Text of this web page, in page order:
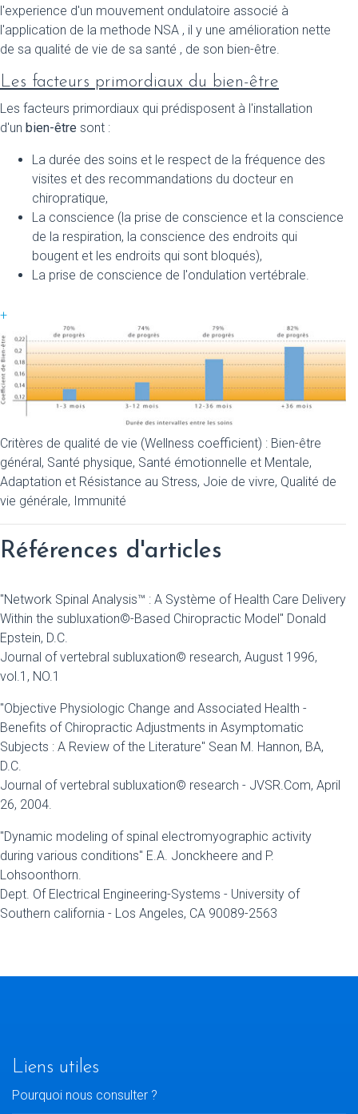
l'experience d'un mouvement ondulatoire associé à
l'application de la methode NSA , il y une amélioration nette
de sa qualité de vie de sa santé , de son bien-être.
Les facteurs primordiaux du bien-être
Les facteurs primordiaux qui prédisposent à l'installation
d'un bien-être sont :
La durée des soins et le respect de la fréquence des
visites et des recommandations du docteur en
chiropratique,
La conscience (la prise de conscience et la conscience
de la respiration, la conscience des endroits qui
bougent et les endroits qui sont bloqués),
La prise de conscience de l'ondulation vertébrale.
+
Critères de qualité de vie (Wellness coefficient) : Bien-être
général, Santé physique, Santé émotionnelle et Mentale,
Adaptation et Résistance au Stress, Joie de vivre, Qualité de
vie générale, Immunité
Références d'articles
"Network Spinal Analysis™ : A Système of Health Care Delivery
Within the subluxation©-Based Chiropractic Model" Donald
Epstein, D.C.
Journal of vertebral subluxation© research, August 1996,
vol.1, NO.1
"Objective Physiologic Change and Associated Health -
Benefits of Chiropractic Adjustments in Asymptomatic
Subjects : A Review of the Literature" Sean M. Hannon, BA,
D.C.
Journal of vertebral subluxation© research - JVSR.Com, April
26, 2004.
"Dynamic modeling of spinal electromyographic activity
during various conditions" E.A. Jonckheere and P.
Lohsoonthorn.
Dept. Of Electrical Engineering-Systems - University of
Southern california - Los Angeles, CA 90089-2563
Liens utiles
Pourquoi nous consulter ?